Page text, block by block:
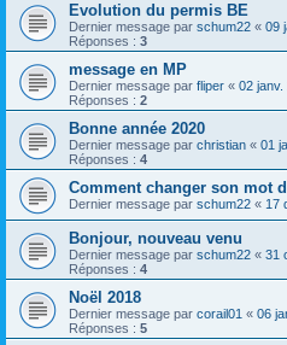
Evolution du permis BE
Dernier message par schum22 « 09
Réponses : 3
message en MP
Dernier message par fliper « 02 janv.
Réponses : 2
Bonne année 2020
Dernier message par christian « 01
Réponses : 4
Comment changer son mot
Dernier message par schum22 « 17
Bonjour, nouveau venu
Dernier message par schum22 « 31
Réponses : 4
Noël 2018
Dernier message par corail01 « 06
Réponses : 5